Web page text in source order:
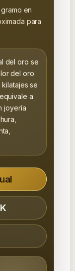
en
para
del oro se
del oro
se
a
joyería